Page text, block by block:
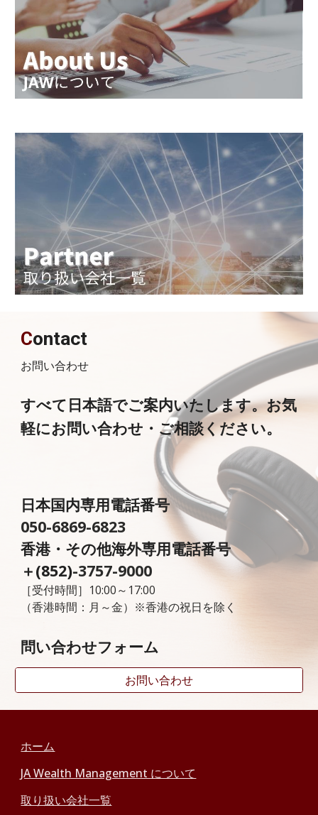
Contact
お問い合わせ
すべて日本語でご案内いたします。お気
軽にお問い合わせ・ご相談ください。
日本国内専用電話番号
050-6869-6823
香港・その他海外専用電話番号
＋(852)-3757-9000
［受付時間］10:00～17:00
（香港時間：月～金）※香港の祝日を除く
問い合わせフォーム
お問い合わせ
ホーム
JA Wealth Management について
取り扱い会社一覧